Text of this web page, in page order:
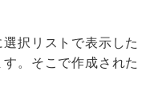
択リストで表示した
。そこで作成された